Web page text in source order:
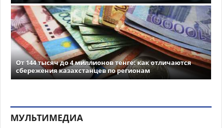
От 144 тысяч до 4 миллионов тенге: как отличаются
сбережения казахстанцев по регионам
МУЛЬТИМЕДИА